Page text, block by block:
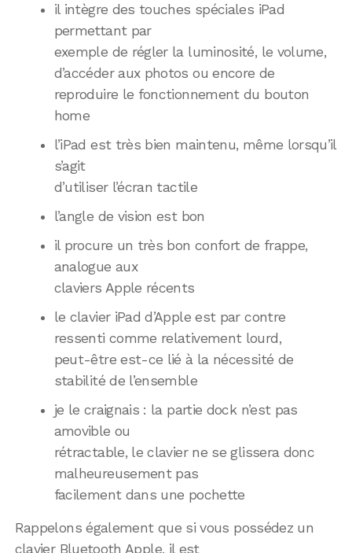
il intègre des touches spéciales iPad
permettant par
exemple de régler la luminosité, le volume,
d’accéder aux photos ou encore de
reproduire le fonctionnement du bouton
home
l’iPad est très bien maintenu, même lorsqu’il
s’agit
d’utiliser l’écran tactile
l’angle de vision est bon
il procure un très bon confort de frappe,
analogue aux
claviers Apple récents
le clavier iPad d’Apple est par contre
ressenti comme relativement lourd,
peut-être est-ce lié à la nécessité de
stabilité de l’ensemble
je le craignais : la partie dock n’est pas
amovible ou
rétractable, le clavier ne se glissera donc
malheureusement pas
facilement dans une pochette
Rappelons également que si vous possédez un
clavier Bluetooth Apple, il est